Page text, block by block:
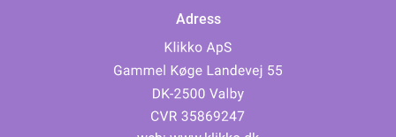
Adress